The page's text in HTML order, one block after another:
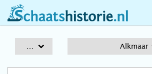
schaatshistorie.nl
Alkmaar